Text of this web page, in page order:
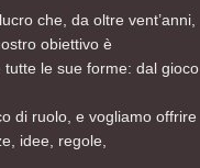
che, da oltre vent’anni,
obiettivo è
le sue forme: dal gioco
di ruolo, e vogliamo offrire
idee, regole,